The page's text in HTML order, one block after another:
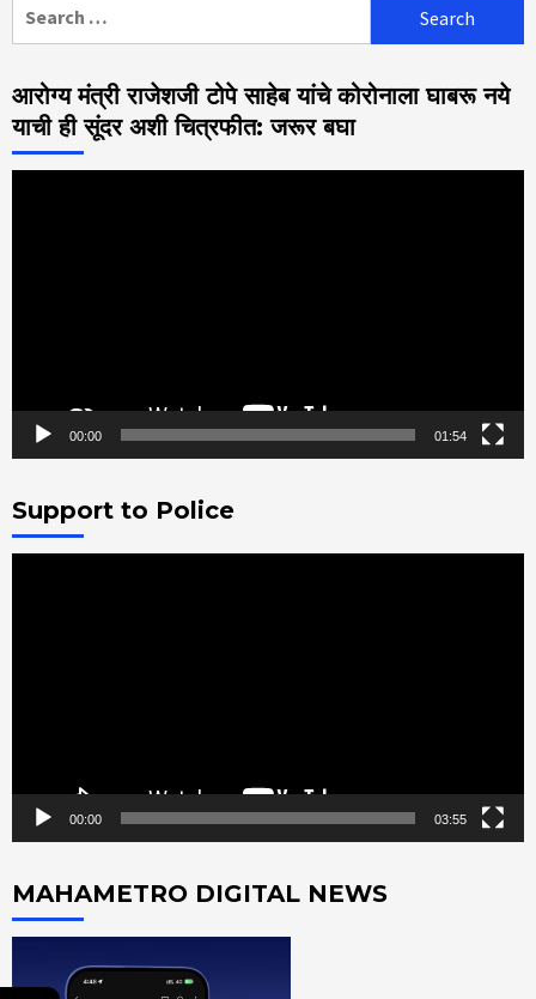
आरोग्य मंत्री राजेशजी टोपे साहेब यांचे कोरोनाला घाबरू नये
याची ही सूंदर अशी चित्रफीत: जरूर बघा
00:00 01:54
Support to Police
00:00 03:55
MAHAMETRO DIGITAL NEWS